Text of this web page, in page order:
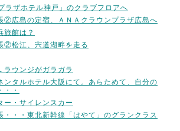
ラザホテル神戸」のクラブフロアへ
②広島の定宿、ＡＮＡクラウンプラザ広島へ
旅館は？
②松江、宍道湖畔を走る
ラウンジがガラガラ
ンタルホテル大阪にて。あらためて、自分の
・・
ー・サイレンスカー
・・・東北新幹線「はやて」のグランクラス